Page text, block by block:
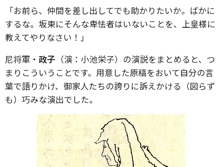
「お前ら、仲間を差し出してでも助かりたいか。ばかに
するな。坂東にそんな卑怯者はいないことを、上皇様に
教えてやりなさい！」
尼将軍・ 政子 （演：小池栄子）の演説をまとめると、つ
まりこういうことです。用意した原稿をおいて自分の言
葉で語りかけ、御家人たちの誇りに訴えかける（図らず
も）巧みな演出でした。